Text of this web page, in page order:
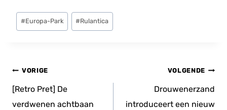
Bericht
tags:
#Europa-Park #Rulantica
Bericht
navigatie
VORIGE
[Retro Pret] De
verdwenen achtbaan
VOLGENDE
Drouwenerzand
introduceert een nieuw